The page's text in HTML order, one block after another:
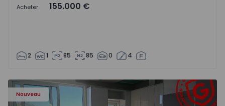
Acheter 155.000 €
2 1 85 85 0 4
Nouveau
Maison T2 Abrantes, Pego - 1575171 - 9